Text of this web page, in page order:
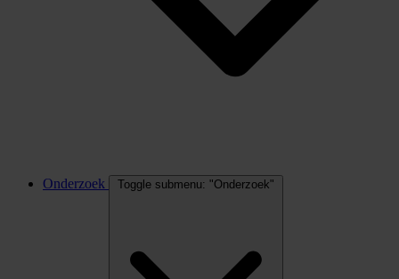
Onderzoek Toggle submenu: "Onderzoek"